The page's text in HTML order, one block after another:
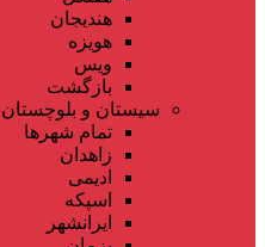
هندیجان
هویزه
ویس
بازگشت
سیستان و بلوچستان
تمام شهر‌ها
زاهدان
ادیمی
اسپکه
ایرانشهر